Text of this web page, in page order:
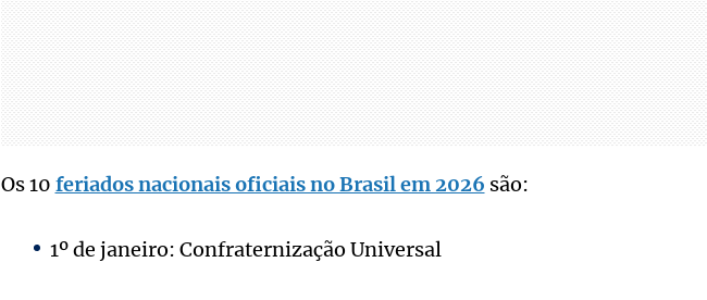
Os 10 feriados nacionais oficiais no Brasil em 2026 são:
1º de janeiro: Confraternização Universal